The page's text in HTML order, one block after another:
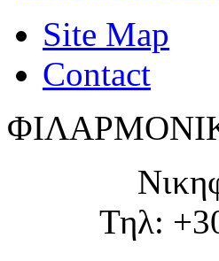
Site Map
Contact
Τηλ: